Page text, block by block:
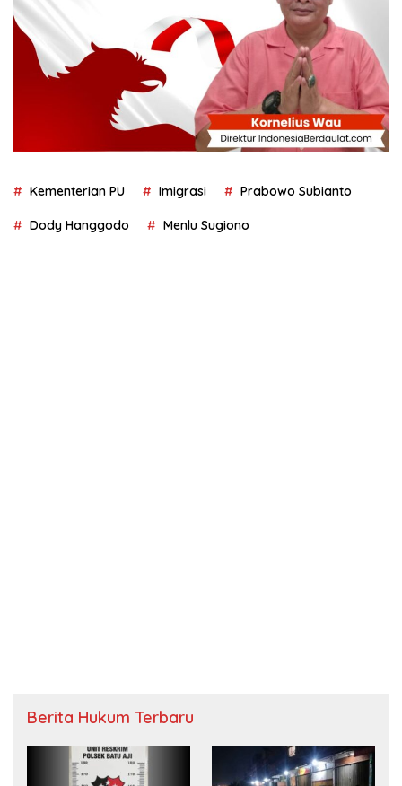
Kementerian PU Imigrasi Prabowo Subianto
Dody Hanggodo Menlu Sugiono
Berita Hukum Terbaru